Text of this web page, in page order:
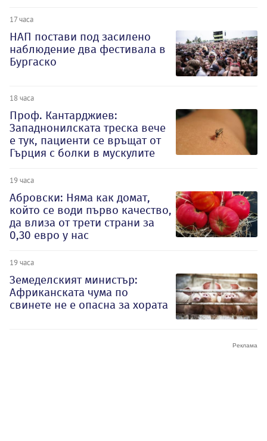
17 часа
НАП постави под засилено
наблюдение два фестивала в
Бургаско
18 часа
Проф. Кантарджиев:
Западнонилската треска вече
е тук, пациенти се връщат от
Гърция с болки в мускулите
19 часа
Абровски: Няма как домат,
който се води първо качество,
да влиза от трети страни за
0,30 евро у нас
19 часа
Земеделският министър:
Африканската чума по
свинете не е опасна за хората